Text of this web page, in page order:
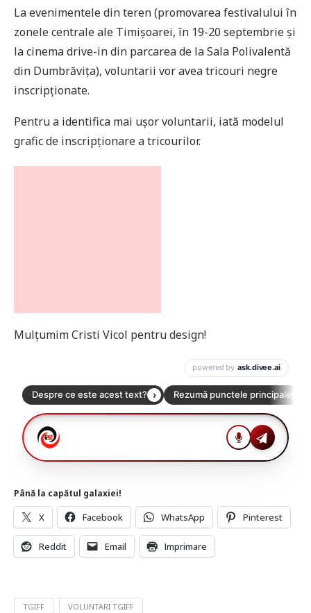
La evenimentele din teren (promovarea festivalului în
zonele centrale ale Timișoarei, în 19-20 septembrie și
la cinema drive-in din parcarea de la Sala Polivalentă
din Dumbrăvița), voluntarii vor avea tricouri negre
inscripționate.
Pentru a identifica mai ușor voluntarii, iată modelul
grafic de inscripționare a tricourilor.
Mulțumim Cristi Vicol pentru design!
Până la capătul galaxiei!
X Facebook WhatsApp Pinterest
Reddit Email Imprimare
TGIFF VOLUNTARI TGIFF